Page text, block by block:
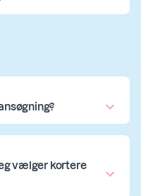
vælger kortere